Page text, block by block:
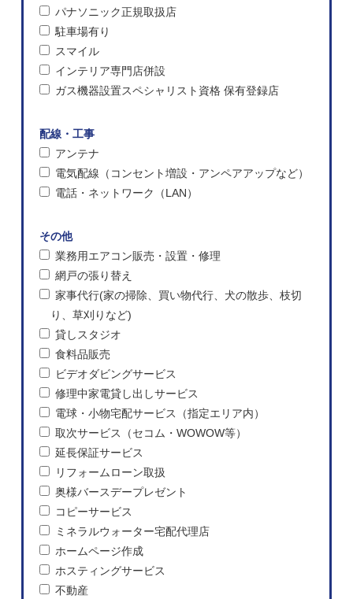
パナソニック正規取扱店
駐車場有り
スマイル
インテリア専門店併設
ガス機器設置スペシャリスト資格 保有登録店
配線・工事
アンテナ
電気配線（コンセント増設・アンペアアップなど）
電話・ネットワーク（LAN）
その他
業務用エアコン販売・設置・修理
網戸の張り替え
家事代行(家の掃除、買い物代行、犬の散歩、枝切
り、草刈りなど)
貸しスタジオ
食料品販売
ビデオダビングサービス
修理中家電貸し出しサービス
電球・小物宅配サービス（指定エリア内）
取次サービス（セコム・WOWOW等）
延長保証サービス
リフォームローン取扱
奥様バースデープレゼント
コピーサービス
ミネラルウォーター宅配代理店
ホームページ作成
ホスティングサービス
不動産